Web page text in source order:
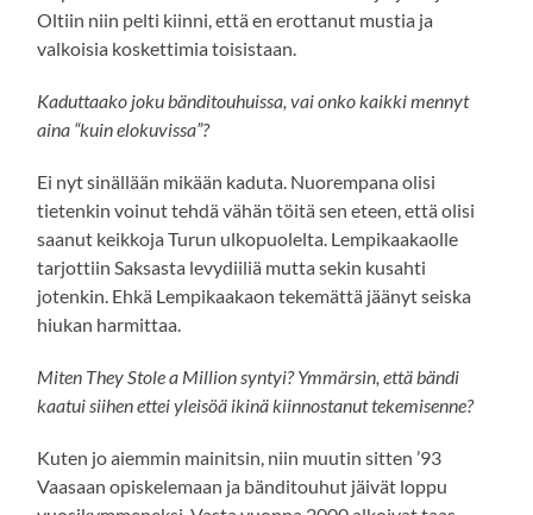
Oltiin niin pelti kiinni, että en erottanut mustia ja
valkoisia koskettimia toisistaan.
Kaduttaako joku bänditouhuissa, vai onko kaikki mennyt
aina “kuin elokuvissa”?
Ei nyt sinällään mikään kaduta. Nuorempana olisi
tietenkin voinut tehdä vähän töitä sen eteen, että olisi
saanut keikkoja Turun ulkopuolelta. Lempikaakaolle
tarjottiin Saksasta levydiiliä mutta sekin kusahti
jotenkin. Ehkä Lempikaakaon tekemättä jäänyt seiska
hiukan harmittaa.
Miten They Stole a Million syntyi? Ymmärsin, että bändi
kaatui siihen ettei yleisöä ikinä kiinnostanut tekemisenne?
Kuten jo aiemmin mainitsin, niin muutin sitten ’93
Vaasaan opiskelemaan ja bänditouhut jäivät loppu